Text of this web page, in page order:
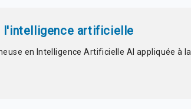
l'intelligence artificielle
en Intelligence Artificielle AI appliquée à la